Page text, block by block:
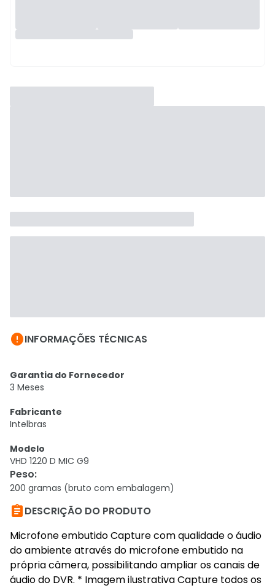
INFORMAÇÕES TÉCNICAS
Garantia do Fornecedor
3 Meses
Fabricante
Intelbras
Modelo
VHD 1220 D MIC G9
Peso:
200 gramas (bruto com embalagem)
DESCRIÇÃO DO PRODUTO
Microfone embutido Capture com qualidade o áudio
do ambiente através do microfone embutido na
própria câmera, possibilitando ampliar os canais de
áudio do DVR. * Imagem ilustrativa Capture todos os